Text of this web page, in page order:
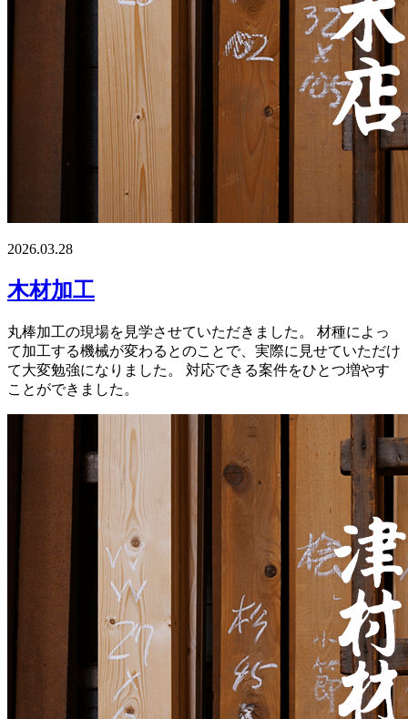
2026.03.28
木材加工
丸棒加工の現場を見学させていただきました。 材種によっ
て加工する機械が変わるとのことで、実際に見せていただけ
て大変勉強になりました。 対応できる案件をひとつ増やす
ことができました。